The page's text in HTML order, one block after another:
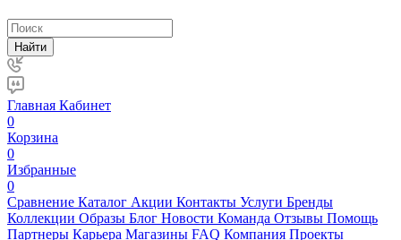
Найти
Главная Кабинет
0
Корзина
0
Избранные
0
Сравнение Каталог Акции Контакты Услуги Бренды
Коллекции Образы Блог Новости Команда Отзывы Помощь
Партнеры Карьера Магазины FAQ Компания Проекты